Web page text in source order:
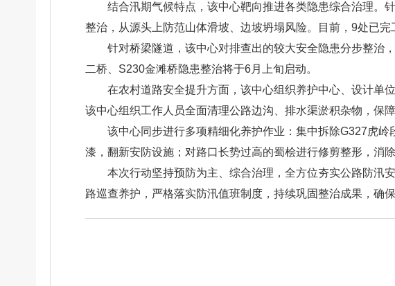
结合汛期气候特点，该中心靶向推进各类隐患综合治理。
整治，从源头上防范山体滑坡、边坡坍塌风险。目前，9处已
针对桥梁隧道，该中心对排查出的较大安全隐患分步整治
二桥、S230金滩桥隐患整治将于6月上旬启动。
在农村道路安全提升方面，该中心组织养护中心、设计单
该中心组织工作人员全面清理公路边沟、排水渠淤积杂物，保
该中心同步进行多项精细化养护作业：集中拆除G327虎
漆，翻新安防设施；对路口长势过高的蜀桧进行修剪整形，消除
本次行动坚持预防为主、综合治理，全方位夯实公路防汛
路巡查养护，严格落实防汛值班制度，持续巩固整治成果，确